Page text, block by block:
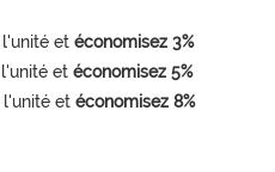
l'unité et économisez 3%
l'unité et économisez 5%
l'unité et économisez 8%